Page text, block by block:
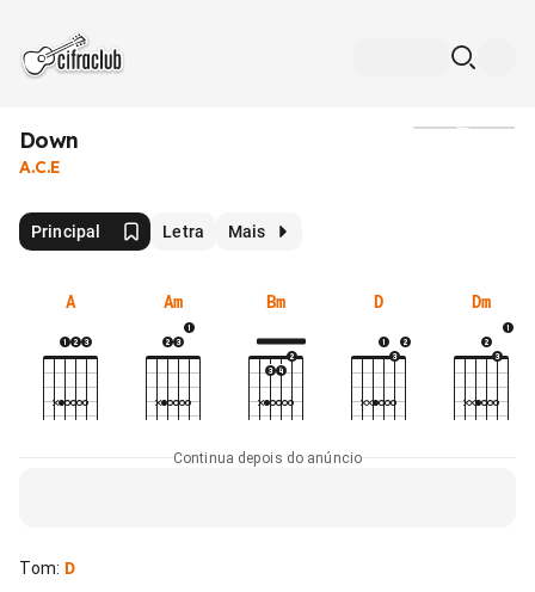
Down
A.C.E
Principal Letra Mais
A Am Bm D Dm
Continua depois do anúncio
Tom: D